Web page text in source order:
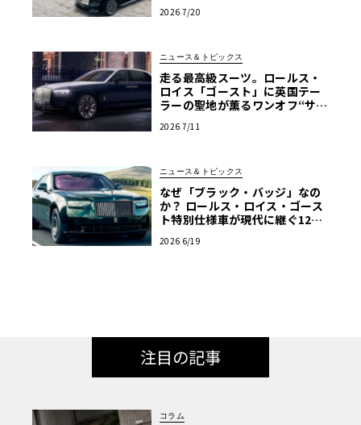
2026 7/20
ニュース＆トピックス
走る最高級スーツ。ロールス・
ロイス「ゴースト」に英国テー
ラーの聖地が薫るワンオフ“サヴ
2026 7/11
ニュース＆トピックス
なぜ「ブラック・バッジ」なの
か？ ロールス・ロイス・ゴース
ト特別仕様車が現代に継ぐ120
2026 6/19
注目の記事
コラム